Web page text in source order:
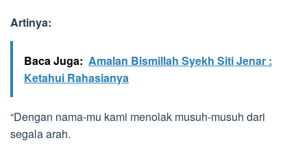
Artinya:
Baca Juga: Amalan Bismillah Syekh Siti Jenar :
Ketahui Rahasianya
“Dengan nama-mu kami menolak musuh-musuh dari
segala arah.